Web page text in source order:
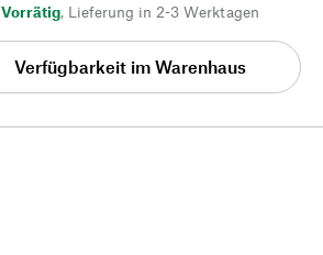
Vorrätig, Lieferung in 2-3 Werktagen
Verfügbarkeit im Warenhaus